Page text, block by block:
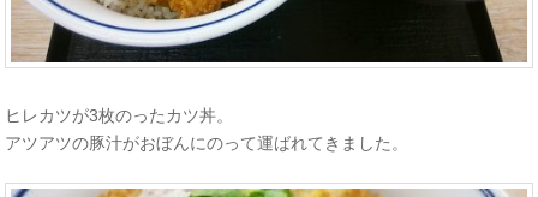
ヒレカツが3枚のったカツ丼。
アツアツの豚汁がおぼんにのって運ばれてきました。